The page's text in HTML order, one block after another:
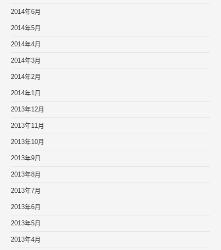
2014年6月
2014年5月
2014年4月
2014年3月
2014年2月
2014年1月
2013年12月
2013年11月
2013年10月
2013年9月
2013年8月
2013年7月
2013年6月
2013年5月
2013年4月